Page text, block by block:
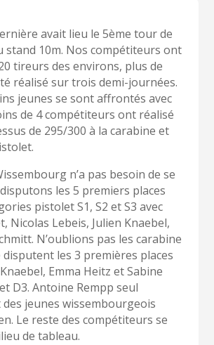
avait lieu le 5ème tour de
stand 10m. Nos compétiteurs ont
tireurs des environs, plus de
réalisé sur trois demi-journées.
jeunes se sont affrontés avec
de 4 compétiteurs ont réalisé
de 295/300 à la carabine et
n’a pas besoin de se
les 5 premiers places
pistolet S1, S2 et S3 avec
Nicolas Lebeis, Julien Knaebel,
N’oublions pas les carabine
disputent les 3 premières places
Emma Heitz et Sabine
D3. Antoine Rempp seul
jeunes wissembourgeois
Le reste des compétiteurs se
de tableau.